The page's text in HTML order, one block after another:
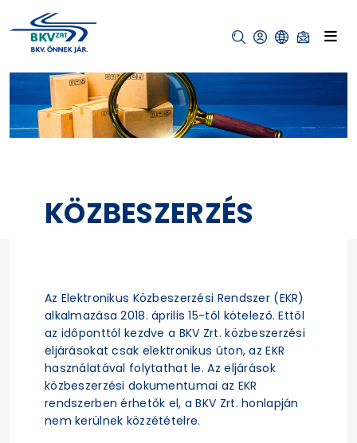
KÖZBESZERZÉS
Az Elektronikus Közbeszerzési Rendszer (EKR)
alkalmazása 2018. április 15-től kötelező. Ettől
az időponttól kezdve a BKV Zrt. közbeszerzési
eljárásokat csak elektronikus úton, az EKR
használatával folytathat le. Az eljárások
közbeszerzési dokumentumai az EKR
rendszerben érhetők el, a BKV Zrt. honlapján
nem kerülnek közzétételre.